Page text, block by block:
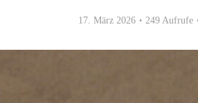
17. März 2026 249 Aufrufe